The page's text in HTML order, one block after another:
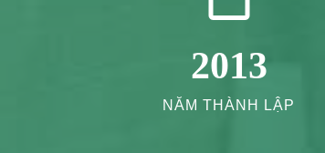
2013
NĂM THÀNH LẬP